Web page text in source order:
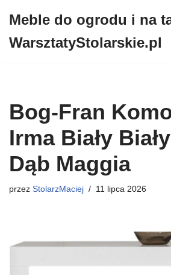
do
Meble do ogrodu i na
WarsztatyStolarskie.pl
Bog-Fran
Irma Biały
Dąb Maggia
przez StolarzMaciej 11 lipca 2026